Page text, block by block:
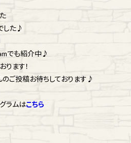
した♪
でも紹介中♪
ります！
のご投稿お待ちしております♪
ラムはこちら